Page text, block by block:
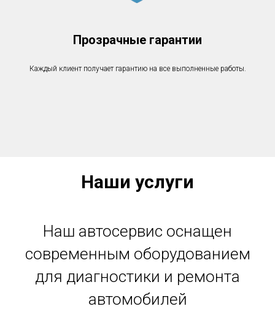
Прозрачные гарантии
Каждый клиент получает гарантию на все выполненные работы.
Наши услуги
Наш автосервис оснащен
современным оборудованием
для диагностики и ремонта
автомобилей